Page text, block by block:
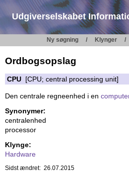
Udgiverselskabet
Ny søgning Klynger
Ordbogsopslag
CPU [CPU; central processing unit]
Den centrale regneenhed i en
Synonymer:
centralenhed
processor
Klynge:
Hardware
Sidst ændret: 26.07.2015